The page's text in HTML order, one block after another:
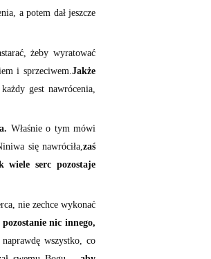
a potem dał jeszcze
żeby wyratować
i sprzeciwem. Jakże
gest nawrócenia,
Właśnie o tym mówi
się nawróciła,zaś
wiele serc pozostaje
nie zechce wykonać
nic innego,
wszystko, co